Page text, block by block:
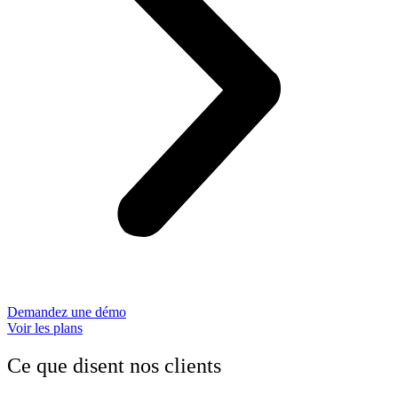
Demandez une démo
Voir les plans
Ce que disent nos clients